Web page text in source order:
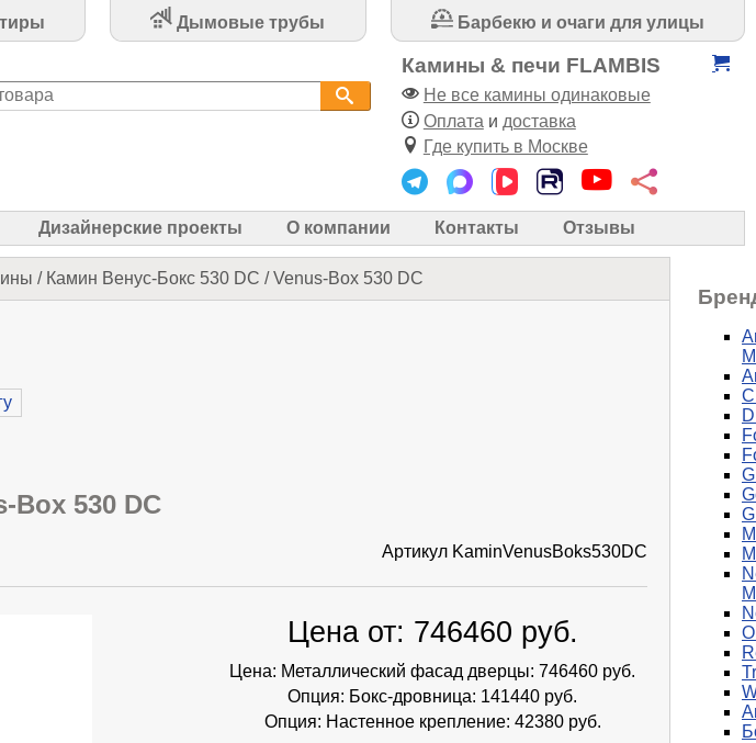
Дымовые трубы Барбекю и очаги для улицы
Камины & печи FLAMBIS
Не все камины одинаковые
Оплата и доставка
Где купить в Москве
Дизайнерские проекты О компании Контакты Отзывы
/ Камин Венус-Бокс 530 DC / Venus-Box 530 DC
Box 530 DC
Артикул KaminVenusBoks530DC
Цена от: 746460 руб.
Цена: Металлический фасад дверцы: 746460 руб.
Опция: Бокс-дровница: 141440 руб.
Опция: Настенное крепление: 42380 руб.